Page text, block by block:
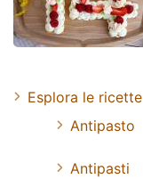
Esplora le ricette
Antipasto
Antipasti